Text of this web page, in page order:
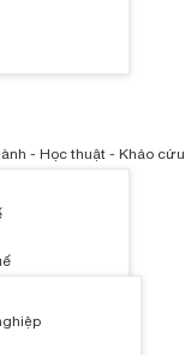
- Học thuật - Khảo cứu